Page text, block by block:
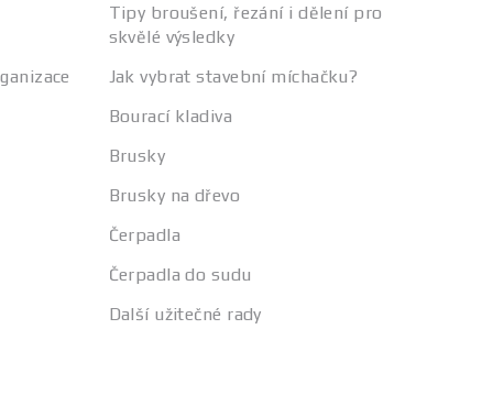
Tipy broušení, řezání i dělení pro
skvělé výsledky
Jak vybrat stavební míchačku?
Bourací kladiva
Brusky
Brusky na dřevo
Čerpadla
Čerpadla do sudu
Další užitečné rady